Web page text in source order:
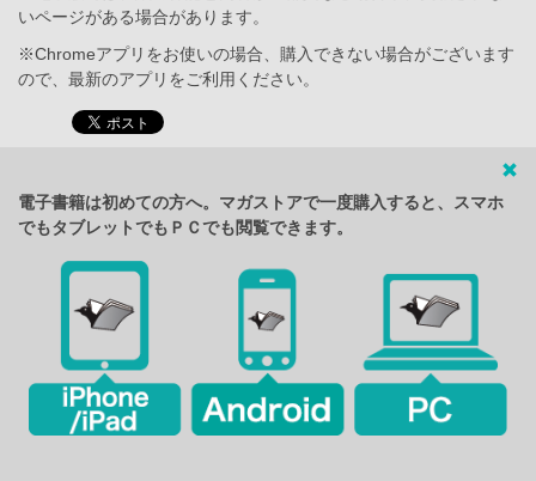
いページがある場合があります。
※Chromeアプリをお使いの場合、購入できない場合がございます
ので、最新のアプリをご利用ください。
電子書籍は初めての方へ。マガストアで一度購入すると、スマホ
でもタブレットでもＰＣでも閲覧できます。